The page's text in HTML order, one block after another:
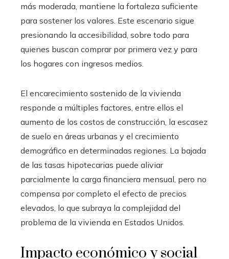
más moderada, mantiene la fortaleza suficiente
para sostener los valores. Este escenario sigue
presionando la accesibilidad, sobre todo para
quienes buscan comprar por primera vez y para
los hogares con ingresos medios.
El encarecimiento sostenido de la vivienda
responde a múltiples factores, entre ellos el
aumento de los costos de construcción, la escasez
de suelo en áreas urbanas y el crecimiento
demográfico en determinadas regiones. La bajada
de las tasas hipotecarias puede aliviar
parcialmente la carga financiera mensual, pero no
compensa por completo el efecto de precios
elevados, lo que subraya la complejidad del
problema de la vivienda en Estados Unidos.
Impacto económico y social